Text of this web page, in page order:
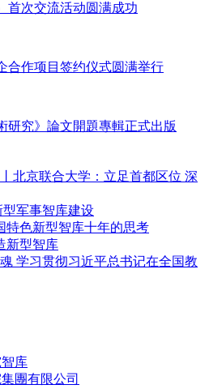
首次交流活动圆满成功
合作项目签约仪式圆满举行
研究》論文開題專輯正式出版
北京联合大学：立足首都区位 深
军事智库建设
特色新型智库十年的思考
新型智库
学习贯彻习近平总书记在全国教